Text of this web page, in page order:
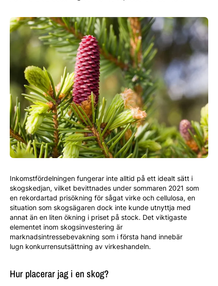
Inkomstfördelningen fungerar inte alltid på ett idealt sätt i
skogskedjan, vilket bevittnades under sommaren 2021 som
en rekordartad prisökning för sågat virke och cellulosa, en
situation som skogsägaren dock inte kunde utnyttja med
annat än en liten ökning i priset på stock. Det viktigaste
elementet inom skogsinvestering är
marknadsintressebevakning som i första hand innebär
lugn konkurrensutsättning av virkeshandeln.
Hur placerar jag i en skog?